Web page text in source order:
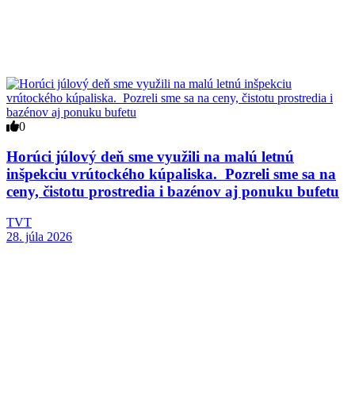
0
Horúci júlový deň sme využili na malú letnú
inšpekciu vrútockého kúpaliska. Pozreli sme sa na
ceny, čistotu prostredia i bazénov aj ponuku bufetu
TVT
28. júla 2026